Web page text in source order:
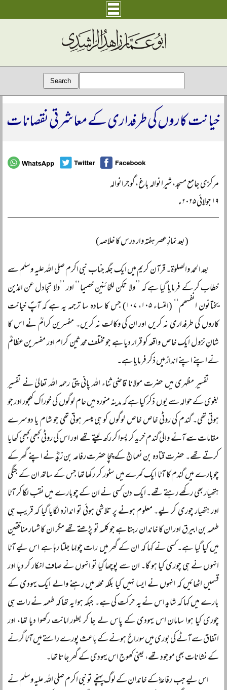
خیانت کاروں کی طرفداری کے معاشرتی نقصانات
مرکزی جامع مسجد، شیرانوالہ باغ، گوجرانوالہ
۱۹ جولائی ۲۰۲۵ء
(بعد نمازِ عصر ہفتہ وار درس کا خلاصہ)
بعد الحمد والصلوٰۃ۔ قرآن کریم میں ایک جگہ جناب نبی اکرم صلی اللہ علیہ وسلم سے
خطاب کر کے فرمایا گیا ہے کہ ’’ولا تکن للخائنین خصیما‘‘ اور ’’ولا تجادل عن الذین
یختانون انفسھم‘‘ (النساء ۱۰۵، ۱۰۷) جس کا سادہ سا ترجمہ یہ ہے کہ آپؐ خیانت
کاروں کی طرفداری نہ کریں اور ان کی وکالت نہ کریں۔ مفسرین کرامؒ نے اس کا
شانِ نزول ایک خاص واقعہ کو قرار دیا ہے جو مختلف محدثین کرام اور مفسرین عظامؒ
نے اپنے اپنے انداز میں ذکر فرمایا ہے۔
تفسیر مظہری میں حضرت مولانا قاضی ثناء اللہ پانی پتی رحمہ اللہ تعالیٰ نے تفسیر
بغوی کے حوالہ سے یوں ذکر کیا ہے کہ مدینہ منورہ میں عام لوگوں کی خوراک کھجور اور جو
ہوتی تھی۔ گندم کی روٹی خاص خاص لوگوں کو ہی میسر ہوتی تھی جو شام یا دوسرے
مقامات سے آنے والی گندم خرید کر پسوا کر رکھ لیتے تھے اور اس کی روٹی کبھی کبھی کھایا
کرتے تھے۔ حضرت قتادہ بن نعمانؓ کے چچا حضرت رفاعہ بن زیدؓ نے اپنے گھر کے
چوبارے میں گندم کا آٹا ایک کمرے میں سٹور کر رکھا تھا جس کے ساتھ ان کے جنگی
ہتھیار بھی رکھے رہتے تھے۔ ایک دن کسی نے ان کے چوبارے میں نقب لگا کر آٹا
اور ہتھیار چوری کر لیے۔ معلوم ہونے پر تلاشی ہوئی تو اندازہ لگایا گیا کہ قریب ہی
طعمہ بن ابیرق اور ان کا خاندان رہتا ہے جو کلمہ تو پڑھتے تھے مگر ان کا شمار منافقین
میں کیا گیا ہے۔ کسی نے کہا کہ ان کے گھر میں رات چولہا جلتا رہا ہے اس لیے آٹا
انہوں نے ہی چوری کیا ہو گا۔ ان سے پوچھا گیا تو انہوں نے صاف انکار کر دیا اور
قسمیں اٹھائیں کہ انہوں نے ایسا نہیں کیا بلکہ محلہ میں رہنے والے ایک یہودی کے
بارے میں کہا کہ شاید اس نے یہ حرکت کی ہے۔ جبکہ ہوا یہ تھا کہ طعمہ نے رات ہی
چوری کیا ہوا سامان اس یہودی کے پاس لے جا کر بطور امانت رکھوا دیا تھا، اور
اتفاق سے آٹے کی بوری میں سوراخ ہونے کے باعث پورے راستے میں آٹا گرنے
کے نشانات بھی موجود تھے، یعنی کھوج اس یہودی کے گھر جاتا تھا۔
اس لیے جب رفاعہؓ کے خاندان کے لوگ پہنچے تو نبی اکرم صلی اللہ علیہ وسلم نے